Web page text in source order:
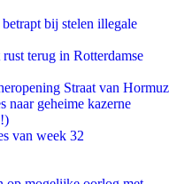
bij stelen illegale
terug in Rotterdamse
Straat van Hormuz
naar geheime kazerne
van week 32